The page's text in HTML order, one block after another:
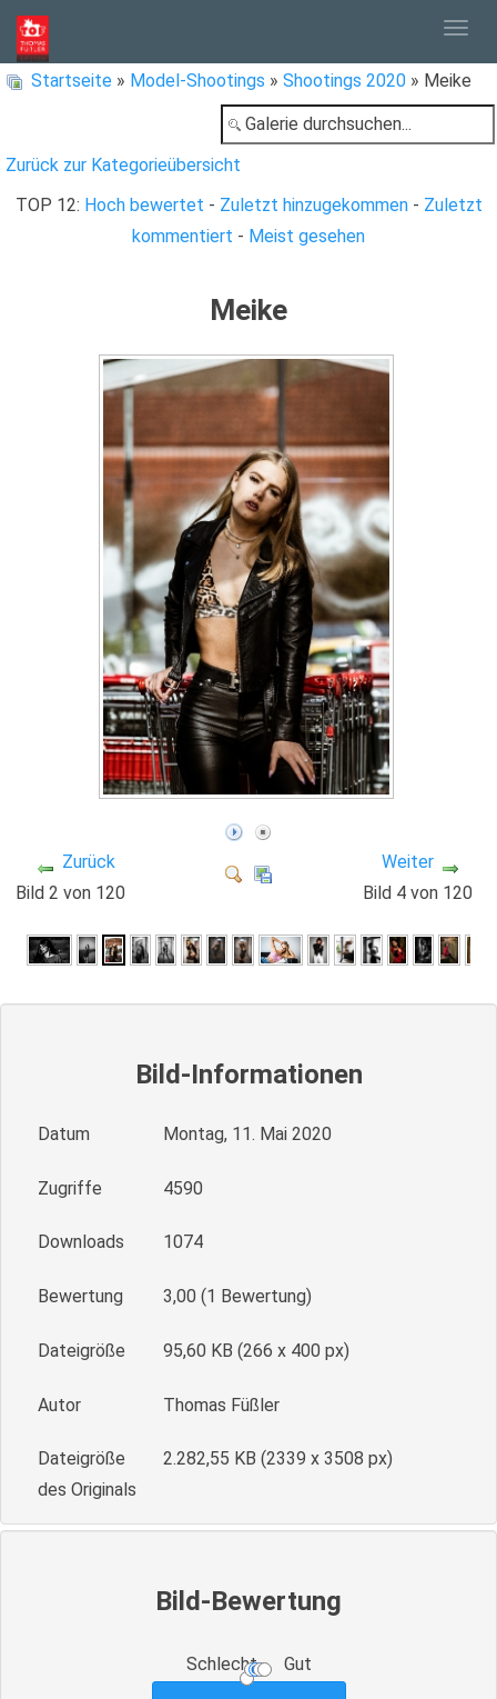
Startseite » Model-Shootings » Shootings 2020 » Meike
Zurück zur Kategorieübersicht
TOP 12: Hoch bewertet - Zuletzt hinzugekommen- Zuletzt
kommentiert - Meist gesehen
Meike
Zurück
Bild 2 von 120
Weiter
Bild 4 von 120
Bild-Informationen
Datum Montag, 11. Mai 2020
Zugriffe 4590
Downloads 1074
Bewertung 3,00 (1 Bewertung)
Dateigröße 95,60 KB (266 x 400 px)
Autor Thomas Füßler
Dateigröße
des Originals
2.282,55 KB (2339 x 3508 px)
Bild-Bewertung
Schlecht Gut